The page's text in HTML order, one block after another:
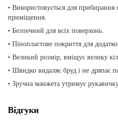
• Використовується для прибирання
приміщення.
• Безпечний для всіх поверхонь.
• Пінопластове покриття для
• Великий розмір, вміщує велику
• Швидко видаляє бруд і не дряпає
• Зручна манжета утримує рукавичку
Відгуки